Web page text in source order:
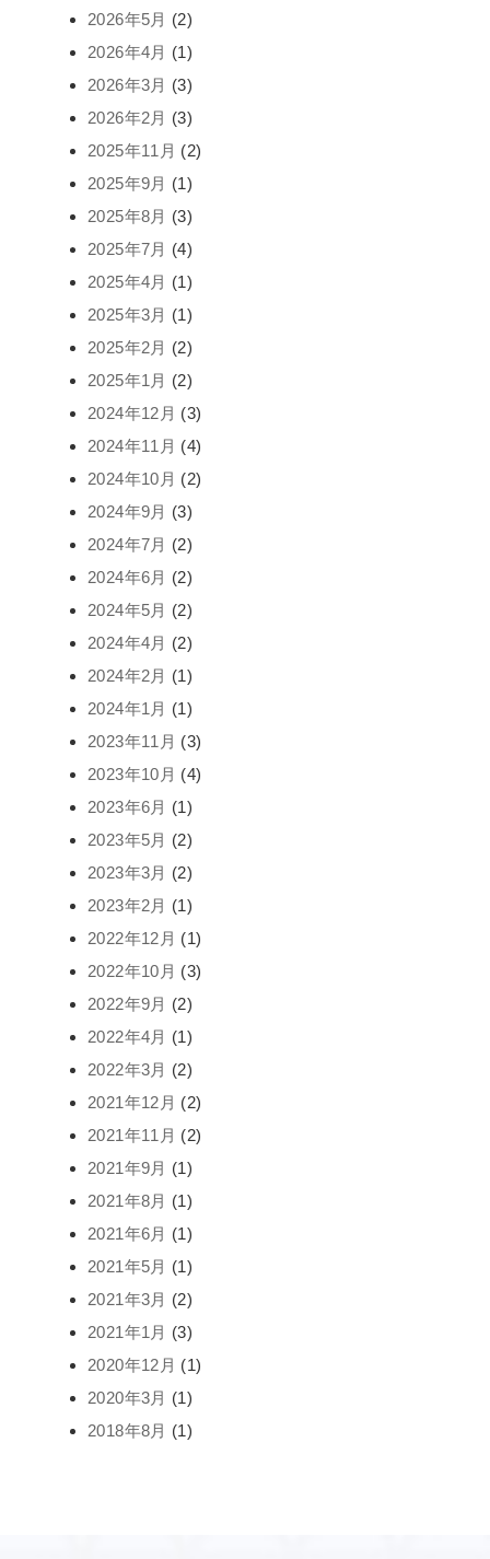
2026年5月 (2)
2026年4月 (1)
2026年3月 (3)
2026年2月 (3)
2025年11月 (2)
2025年9月 (1)
2025年8月 (3)
2025年7月 (4)
2025年4月 (1)
2025年3月 (1)
2025年2月 (2)
2025年1月 (2)
2024年12月 (3)
2024年11月 (4)
2024年10月 (2)
2024年9月 (3)
2024年7月 (2)
2024年6月 (2)
2024年5月 (2)
2024年4月 (2)
2024年2月 (1)
2024年1月 (1)
2023年11月 (3)
2023年10月 (4)
2023年6月 (1)
2023年5月 (2)
2023年3月 (2)
2023年2月 (1)
2022年12月 (1)
2022年10月 (3)
2022年9月 (2)
2022年4月 (1)
2022年3月 (2)
2021年12月 (2)
2021年11月 (2)
2021年9月 (1)
2021年8月 (1)
2021年6月 (1)
2021年5月 (1)
2021年3月 (2)
2021年1月 (3)
2020年12月 (1)
2020年3月 (1)
2018年8月 (1)